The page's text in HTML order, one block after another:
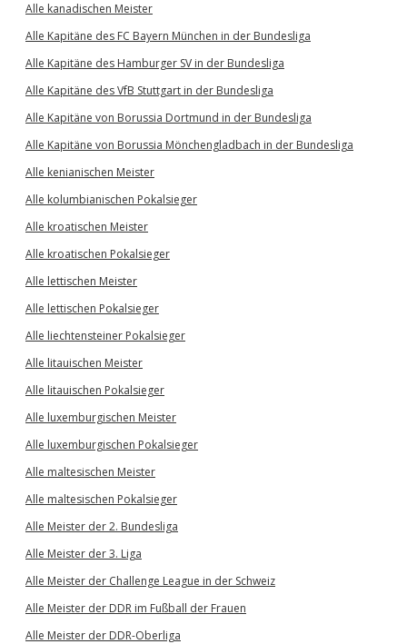
Alle kanadischen Meister
Alle Kapitäne des FC Bayern München in der Bundesliga
Alle Kapitäne des Hamburger SV in der Bundesliga
Alle Kapitäne des VfB Stuttgart in der Bundesliga
Alle Kapitäne von Borussia Dortmund in der Bundesliga
Alle Kapitäne von Borussia Mönchengladbach in der Bundesliga
Alle kenianischen Meister
Alle kolumbianischen Pokalsieger
Alle kroatischen Meister
Alle kroatischen Pokalsieger
Alle lettischen Meister
Alle lettischen Pokalsieger
Alle liechtensteiner Pokalsieger
Alle litauischen Meister
Alle litauischen Pokalsieger
Alle luxemburgischen Meister
Alle luxemburgischen Pokalsieger
Alle maltesischen Meister
Alle maltesischen Pokalsieger
Alle Meister der 2. Bundesliga
Alle Meister der 3. Liga
Alle Meister der Challenge League in der Schweiz
Alle Meister der DDR im Fußball der Frauen
Alle Meister der DDR-Oberliga